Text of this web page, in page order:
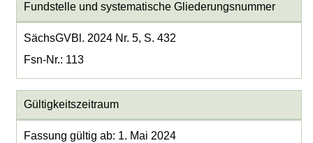
Fundstelle und systematische Gliederungsnummer
SächsGVBl. 2024 Nr. 5, S. 432
Fsn-Nr.: 113
Gültigkeitszeitraum
Fassung gültig ab: 1. Mai 2024